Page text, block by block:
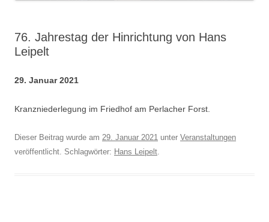
76. Jahrestag der Hinrichtung von Hans
Leipelt
29. Januar 2021
Kranzniederlegung im Friedhof am Perlacher Forst.
Dieser Beitrag wurde am 29. Januar 2021 unter Veranstaltungen
veröffentlicht. Schlagwörter: Hans Leipelt.